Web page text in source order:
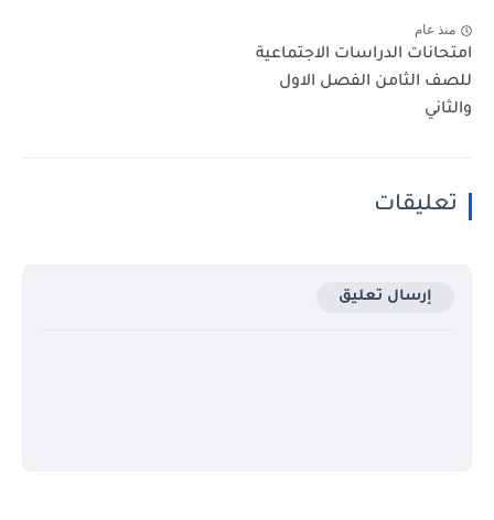
منذ عام
امتحانات الدراسات الاجتماعية
للصف الثامن الفصل الاول
والثاني
تعليقات
إرسال تعليق